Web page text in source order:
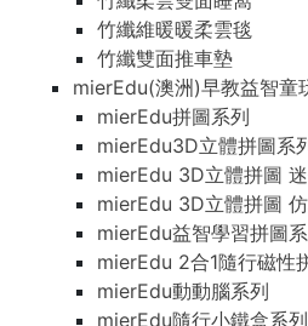
竹纖維暖暖柔雲毯
竹纖雙面推車墊
mierEdu(澳洲)早教益智童
mierEdu拼圖系列
mierEdu3D立體拼圖系
mierEdu 3D立體拼圖
mierEdu 3D立體拼圖
mierEdu益智學習拼圖
mierEdu 2合1隨行磁性
mierEdu動動腦系列
mierEdu隨行小鐵盒系列